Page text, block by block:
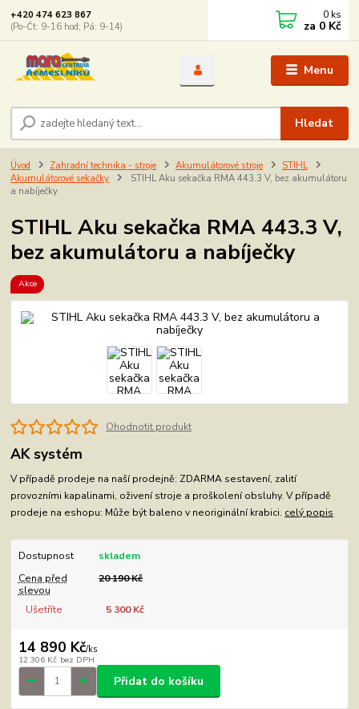
Menu
Hledat
+420 474 623 867
(Po-Čt: 9-16 hod; Pá: 9-14)
0 ks
za 0 Kč
Úvod Zahradní technika - stroje Akumulátorové stroje
STIHL
Akumulátorové sekačky
STIHL Aku sekačka RMA 443.3 V, bez akumulátoru
a nabíječky
STIHL Aku sekačka RMA 443.3 V,
bez akumulátoru a nabíječky
Akce
Ohodnotit produkt
AK systém
V případě prodeje na naší prodejně: ZDARMA sestavení, zalití
provozními kapalinami, oživení stroje a proškolení obsluhy. V případě
prodeje na eshopu: Může být baleno v neoriginální krabici. celý popis
Dostupnost
skladem
Cena před
slevou
20 190 Kč
Ušetříte 5 300 Kč
14 890 Kč/ks
12 306 Kč bez DPH
Přidat do košíku